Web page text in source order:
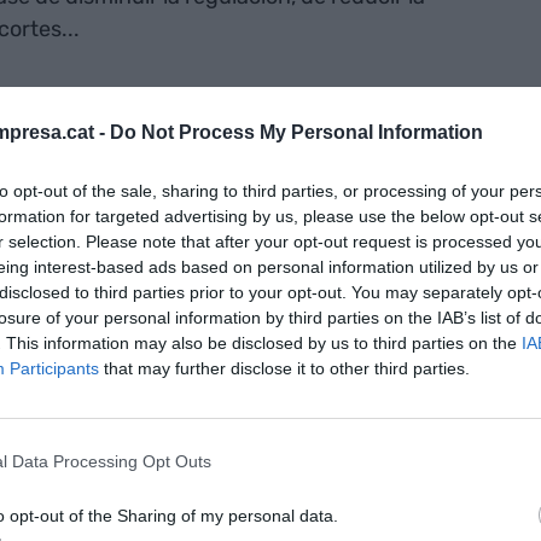
- Do Not Process My Personal Information
opt-out of the sale, sharing to third parties, or processing of your
for targeted advertising by us, please use the below opt-out
selection. Please note that after your opt-out request is processed
interest-based ads based on personal information utilized by us
to third parties prior to your opt-out. You may separately
of your personal information by third parties on the IAB’s list of
This information may also be disclosed by us to third parties on the
Participants that may further disclose it to other third parties.
Data Processing Opt Outs
opt-out of the Sharing of my personal data.
dejar que el mercado cree fuertes
importantes externalitzacions negativas, y
como único mecanismo de corrección de unas
que las empresas actuaran de tal manera
mercado ya produjera menos desequilibrios y
Esta es el dilema entre la predistribución y la
ser exclusivamente, ni prioritariamente, la
de una empresa tiene que ser crear valor real a
la prestación de servicios, unos y otros útiles
de este objetivo justifica las
de beneficios, a todos los que colaboran. Pero
de actividades que permiten la obtención de